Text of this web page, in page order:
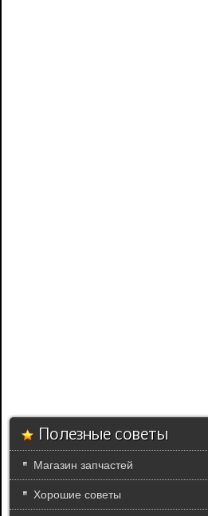
Полезные советы
Магазин запчастей
Хорошие советы